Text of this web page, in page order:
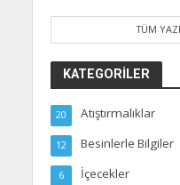
TÜM
KATEGORILER
Atıştırmalıklar
20
Besinlerle Bilgiler
12
İçecekler
6